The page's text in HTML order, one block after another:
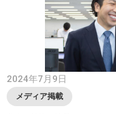
2024年7月9日
メディア掲載